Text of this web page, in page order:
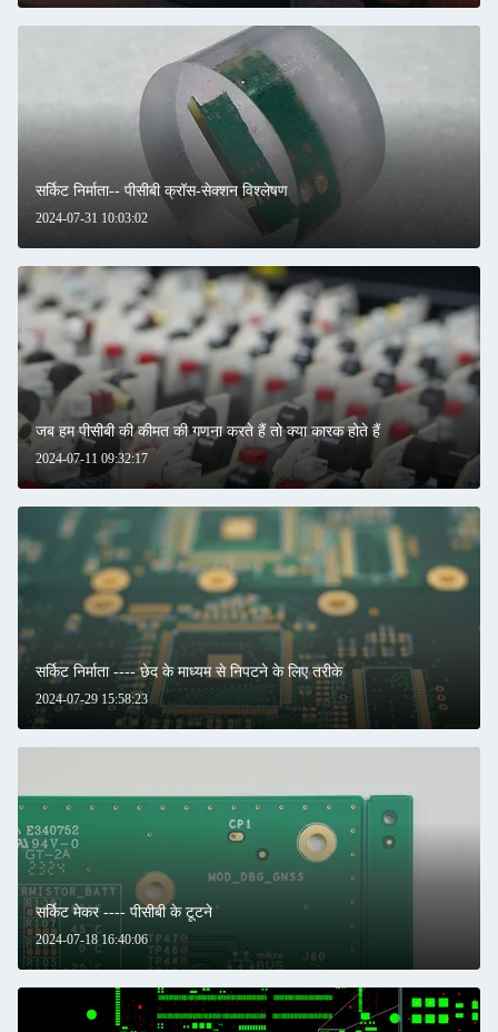
2024-07-31 10:03:02
सर्किट निर्माता-- पीसीबी क्रॉस-सेक्शन विश्लेषण
2024-07-11 09:32:17
जब हम पीसीबी की कीमत की गणना करते हैं तो क्या कारक होते हैं
2024-07-29 15:58:23
सर्किट निर्माता ---- छेद के माध्यम से निपटने के लिए तरीके
2024-07-18 16:40:06
सर्किट मेकर ---- पीसीबी के टूटने